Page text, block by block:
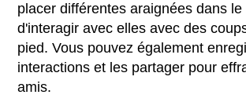
placer différentes araignées dans
d'interagir avec elles avec des
pied. Vous pouvez également
interactions et les partager pour
amis.